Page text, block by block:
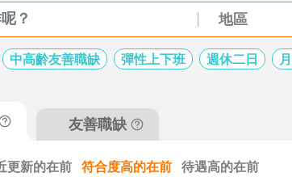
地區
中高齡友善職缺 彈性上下班 週休二日
友善職缺
更新的在前 符合度高的在前 待遇高的在前